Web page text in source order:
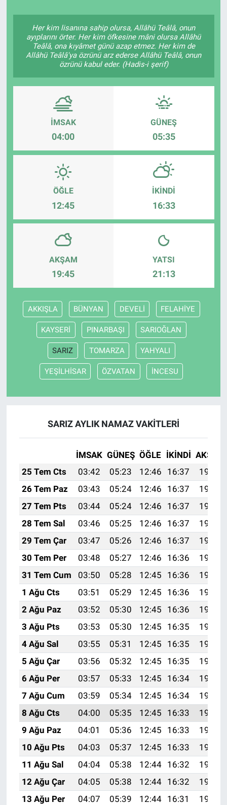
Her kim lisanına sahip olursa, Allâhü Teâlâ, onun
ayıplarını örter. Her kim öfkesine mâni olursa Allâhü
Teâlâ, ona kıyâmet günü azap etmez. Her kim de
Allâhü Teâlâ'ya özrünü arz ederse Allâhü Teâlâ, onun
özrünü kabul eder. (Hadis-i şerif)
İMSAK
04:00
GÜNEŞ
05:35
ÖĞLE
12:45
İKINDI
16:33
AKŞAM
19:45
YATSI
21:13
AKKIŞLA BÜNYAN DEVELİ FELAHİYE
KAYSERİ PINARBAŞI SARIOĞLAN
SARIZ TOMARZA YAHYALI
YEŞİLHİSAR ÖZVATAN İNCESU
SARIZ AYLIK NAMAZ VAKITLERI
İMSAK GÜNEŞ ÖĞLE İKINDI AKŞAM
25 Tem Cts
03:42 05:23 12:46 16:37
19:58
26 Tem Paz
03:43 05:24 12:46 16:37
19:58
27 Tem Pts
03:44 05:24 12:46 16:37
19:57
28 Tem Sal
03:46 05:25 12:46 16:37
19:56
29 Tem Çar
03:47 05:26 12:46 16:37
19:55
30 Tem Per
03:48 05:27 12:46 16:36
19:54
31 Tem Cum
03:50 05:28 12:45 16:36
19:53
1 Ağu Cts
03:51 05:29 12:45 16:36
19:52
2 Ağu Paz
03:52 05:30 12:45 16:36
19:51
3 Ağu Pts
03:53 05:30 12:45 16:35
19:50
4 Ağu Sal
03:55 05:31 12:45 16:35
19:49
5 Ağu Çar
03:56 05:32 12:45 16:35
19:48
6 Ağu Per
03:57 05:33 12:45 16:34
19:47
7 Ağu Cum
03:59 05:34 12:45 16:34
19:46
8 Ağu Cts
04:00 05:35 12:45 16:33
19:45
9 Ağu Paz
04:01 05:36 12:45 16:33
19:44
10 Ağu Pts
04:03 05:37 12:45 16:33
19:42
11 Ağu Sal
04:04 05:38 12:44 16:32
19:41
12 Ağu Çar
04:05 05:38 12:44 16:32
19:40
13 Ağu Per
04:07 05:39 12:44 16:31
19:39
Bilecik
Kütahya
Genel
Bilim ve Teknoloji